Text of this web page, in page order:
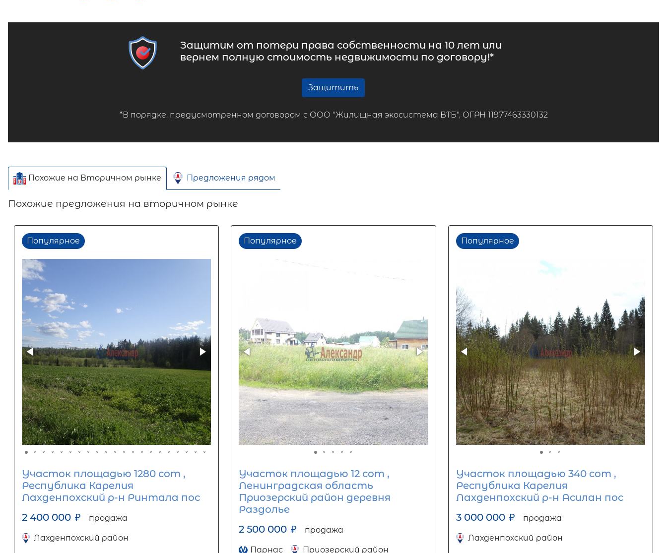
Защитим от потери права собственности на 10 лет или
вернем полную стоимость недвижимости по договору!*
Защитить
*В порядке, предусмотренном договором с ООО "Жилищная экосистема ВТБ", ОГРН 11977463330132
Похожие на Вторичном рынке Предложения рядом
Похожие предложения на вторичном рынке
Популярное
Участок площадью 1280 сот ,
Республика Карелия
Лахденпохский р-н Ринтала пос
2 400 000 ₽ продажа
Лахденпохский район
Популярное
Участок площадью 12 сот ,
Ленинградская область
Приозерский район деревня
Раздолье
2 500 000 ₽ продажа
Парнас Приозерский район
Популярное
Участок площадью 340 сот ,
Республика Карелия
Лахденпохский р-н Асилан пос
3 000 000 ₽ продажа
Лахденпохский район